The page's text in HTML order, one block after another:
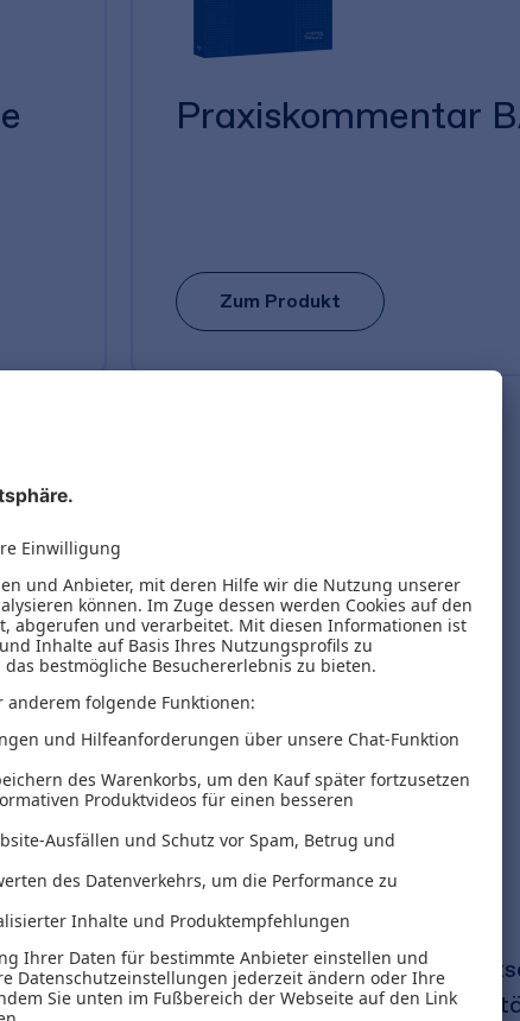
Praxiskommentar
Zum Produkt
oft mit Widerstand. Häufig fehlt ein
um die Veränderungsfähigkeit zu